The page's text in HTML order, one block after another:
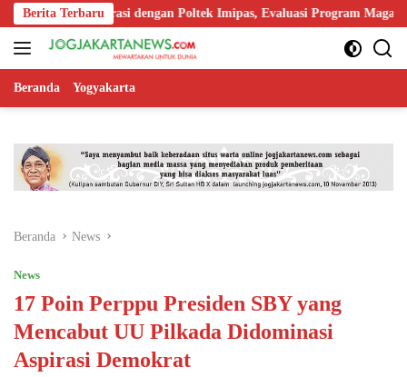
Langsung
ke
konten
Berita Terbaru
dengan Poltek Imipas, Evaluasi Program Magang Taruna
Beranda Yogyakarta
Beranda News
News
17 Poin Perppu Presiden SBY yang
Mencabut UU Pilkada Didominasi
Aspirasi Demokrat